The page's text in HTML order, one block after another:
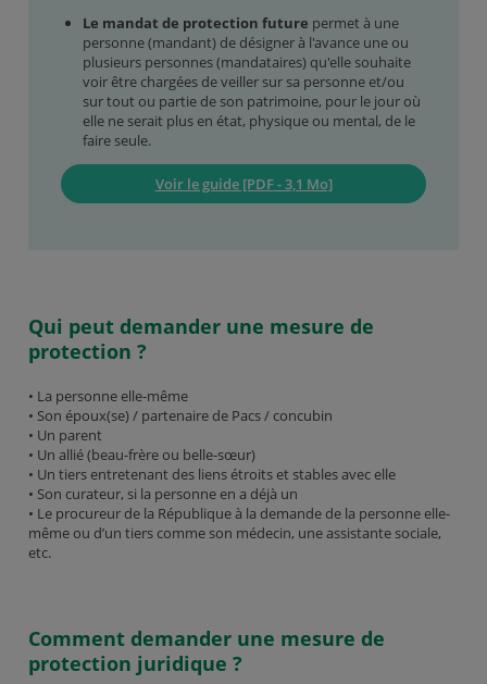
Le mandat de protection future permet à une
personne (mandant) de désigner à l'avance une ou
plusieurs personnes (mandataires) qu'elle souhaite
voir être chargées de veiller sur sa personne et/ou
sur tout ou partie de son patrimoine, pour le jour où
elle ne serait plus en état, physique ou mental, de le
faire seule.
Voir le guide [PDF - 3,1 Mo]
Qui peut demander une mesure de
protection ?
• La personne elle-même
• Son époux(se) / partenaire de Pacs / concubin
• Un parent
• Un allié (beau-frère ou belle-sœur)
• Un tiers entretenant des liens étroits et stables avec elle
• Son curateur, si la personne en a déjà un
• Le procureur de la République à la demande de la personne elle-
même ou d’un tiers comme son médecin, une assistante sociale,
etc.
Comment demander une mesure de
protection juridique ?